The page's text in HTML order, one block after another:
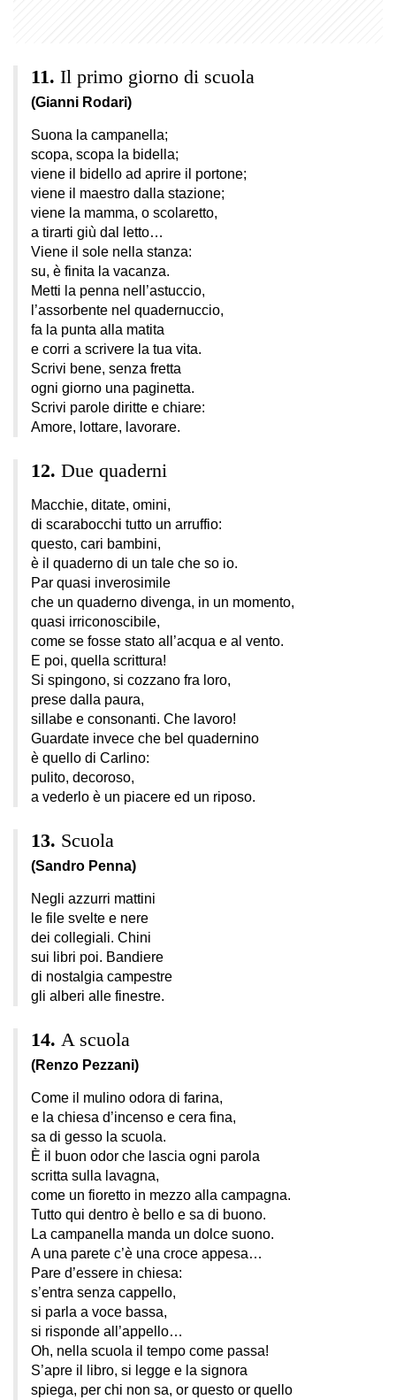
Il primo giorno di scuola
(Gianni Rodari)
Suona la campanella;
scopa, scopa la bidella;
viene il bidello ad aprire il portone;
viene il maestro dalla stazione;
viene la mamma, o scolaretto,
a tirarti giù dal letto…
Viene il sole nella stanza:
su, è finita la vacanza.
Metti la penna nell’astuccio,
l’assorbente nel quadernuccio,
fa la punta alla matita
e corri a scrivere la tua vita.
Scrivi bene, senza fretta
ogni giorno una paginetta.
Scrivi parole diritte e chiare:
Amore, lottare, lavorare.
Due quaderni
Macchie, ditate, omini,
di scarabocchi tutto un arruffio:
questo, cari bambini,
è il quaderno di un tale che so io.
Par quasi inverosimile
che un quaderno divenga, in un momento,
quasi irriconoscibile,
come se fosse stato all’acqua e al vento.
E poi, quella scrittura!
Si spingono, si cozzano fra loro,
prese dalla paura,
sillabe e consonanti. Che lavoro!
Guardate invece che bel quadernino
è quello di Carlino:
pulito, decoroso,
a vederlo è un piacere ed un riposo.
Scuola
(Sandro Penna)
Negli azzurri mattini
le file svelte e nere
dei collegiali. Chini
sui libri poi. Bandiere
di nostalgia campestre
gli alberi alle finestre.
A scuola
(Renzo Pezzani)
Come il mulino odora di farina,
e la chiesa d’incenso e cera fina,
sa di gesso la scuola.
È il buon odor che lascia ogni parola
scritta sulla lavagna,
come un fioretto in mezzo alla campagna.
Tutto qui dentro è bello e sa di buono.
La campanella manda un dolce suono.
A una parete c’è una croce appesa…
Pare d’essere in chiesa:
s’entra senza cappello,
si parla a voce bassa,
si risponde all’appello…
Oh, nella scuola il tempo come passa!
S’apre il libro, si legge e la signora
spiega, per chi non sa, or questo or quello